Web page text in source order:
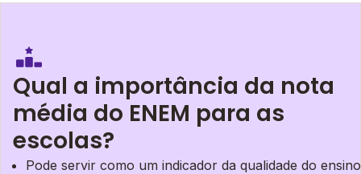
Qual a importância da nota
média do ENEM para as
escolas?
Pode servir como um indicador da qualidade do ensino